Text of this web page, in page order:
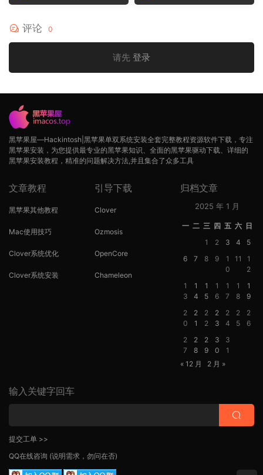
op
op
评论 0
请先 登录
黑苹果屋—Hackintosh|黑苹果单双系统安装全套完整教程资源软件下载，专注
黑苹果安装，为您提供最专业的黑苹果知识、全面的黑苹果驱动下载、详细的
黑苹果安装教程，精准的问题解决方法,并且集合了众多工具
文章教程
黑苹果其他教程
Mac使用技巧
Clover系统优化
Clover系统安装
引导下载
Clover
Ozmosis
OpenCore
Chameleon
归档文章
2025 年 1 月
一 二 三 四 五 六 日
1
2 3 4
5
6
7 8 9
1
0
11
1
2
1
3
1
4
1
5
1
6
1
7
1
8
1
9
2
0
2
1
2
2
2
3
2
4
2
5
2
6
2
7
2
8
2
9
3
0
3
1
« 12 月
2 月 »
输入关键字回车
提交工单 >>
QQ在线咨询 (说明需求，勿问在否)